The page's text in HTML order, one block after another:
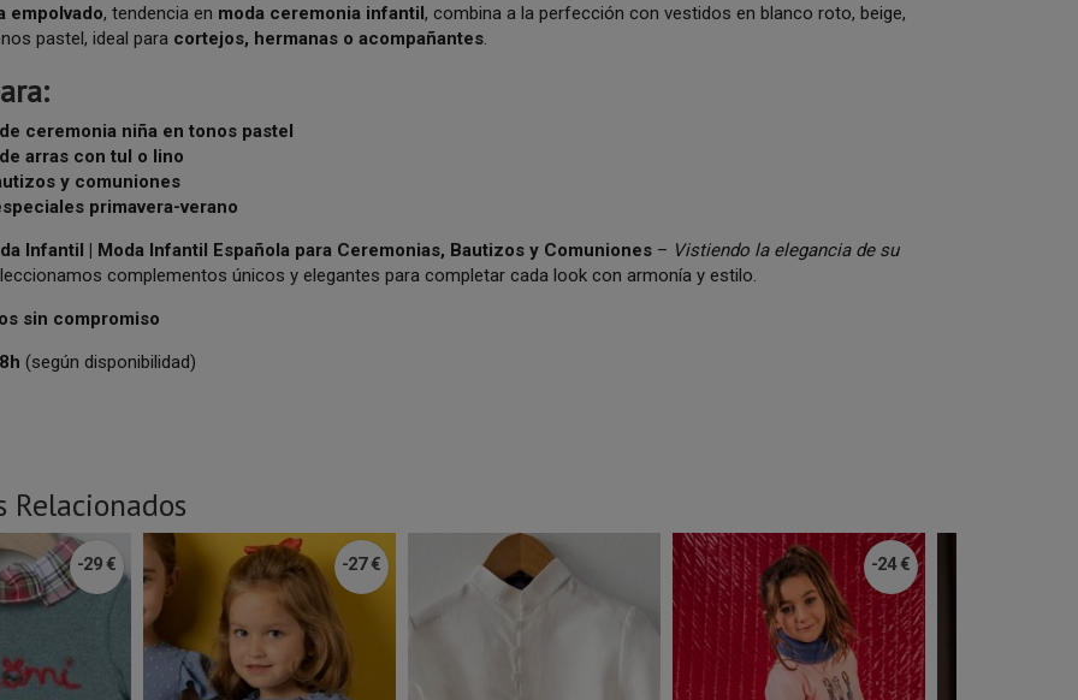
empolvado, tendencia en moda ceremonia infantil, combina a la perfección con vestidos en blanco roto, beige,
pastel, ideal para cortejos, hermanas o acompañantes
ceremonia niña en tonos pastel
arras con tul o lino
y comuniones
primavera-verano
Infantil | Moda Infantil Española para Ceremonias, Bautizos y Comuniones – Vistiendo la elegancia de su
complementos únicos y elegantes para completar cada look con armonía y estilo.
sin compromiso
(según disponibilidad)
Relacionados
-29 € -27 € -24 €